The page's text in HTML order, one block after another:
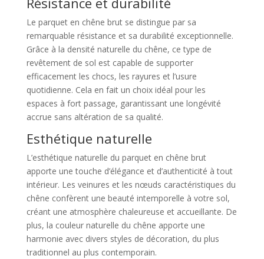
Le parquet en chêne brut se distingue par sa
remarquable résistance et sa durabilité exceptionnelle.
Grâce à la densité naturelle du chêne, ce type de
revêtement de sol est capable de supporter
efficacement les chocs, les rayures et l’usure
quotidienne. Cela en fait un choix idéal pour les
espaces à fort passage, garantissant une longévité
accrue sans altération de sa qualité.
Esthétique naturelle
L’esthétique naturelle du parquet en chêne brut
apporte une touche d’élégance et d’authenticité à tout
intérieur. Les veinures et les nœuds caractéristiques du
chêne confèrent une beauté intemporelle à votre sol,
créant une atmosphère chaleureuse et accueillante. De
plus, la couleur naturelle du chêne apporte une
harmonie avec divers styles de décoration, du plus
traditionnel au plus contemporain.